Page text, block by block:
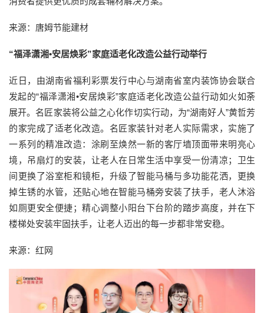
来源：唐姆节能建材
“福泽潇湘•安居焕彩”家庭适老化改造公益行动举行
近日，由湖南省福利彩票发行中心与湖南省室内装饰协会联合
发起的“福泽潇湘•安居焕彩”家庭适老化改造公益行动如火如荼
展开。名匠家装将公益之心化作切实行动，为“湖南好人”黄哲芳
的家完成了适老化改造。名匠家装针对老人实际需求，实施了
一系列的精准改造：涂刷至焕然一新的客厅墙顶面带来明亮心
境，吊扇灯的安装，让老人在日常生活中享受一份清凉；卫生
间更换了浴室柜和镜柜，升级了智能马桶与多功能花洒，更换
掉生锈的水管，还贴心地在智能马桶旁安装了扶手，老人沐浴
如厕更安全便捷；精心调整小阳台下台阶的踏步高度，并在下
楼梯处安装牢固扶手，让老人迈出的每一步都非常安稳。
来源：红网